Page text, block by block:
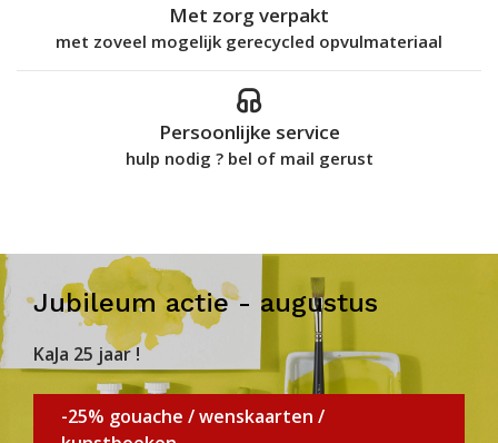
Met zorg verpakt
met zoveel mogelijk gerecycled opvulmateriaal
Persoonlijke service
hulp nodig ? bel of mail gerust
Jubileum actie - augustus
KaJa 25 jaar !
-25% gouache / wenskaarten /